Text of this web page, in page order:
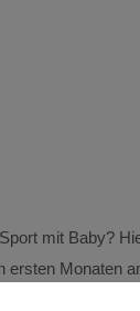
mit Baby?
Monaten
mit der